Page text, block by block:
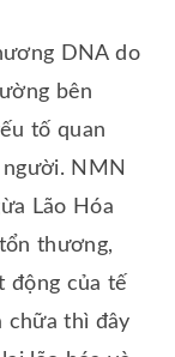
DNA do
bên
tố quan
NMN
Lão Hóa
thương,
động của tế
chữa thì đây